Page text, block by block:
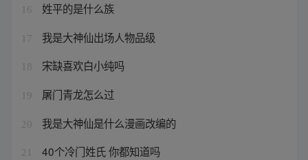
16 姓平的是什么族
17 我是大神仙出场人物品级
18 宋缺喜欢白小纯吗
19 屠门青龙怎么过
20 我是大神仙是什么漫画改编的
21 40个冷门姓氏 你都知道吗